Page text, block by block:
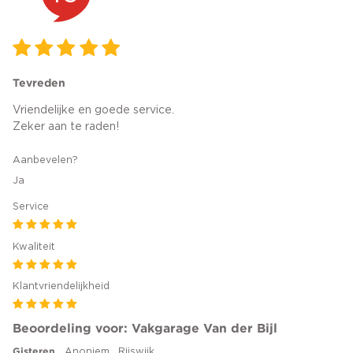
Tevreden
Vriendelijke en goede service.
Zeker aan te raden!
Aanbevelen?
Ja
Service
Kwaliteit
Klantvriendelijkheid
Beoordeling voor: Vakgarage Van der Bijl
Gisteren